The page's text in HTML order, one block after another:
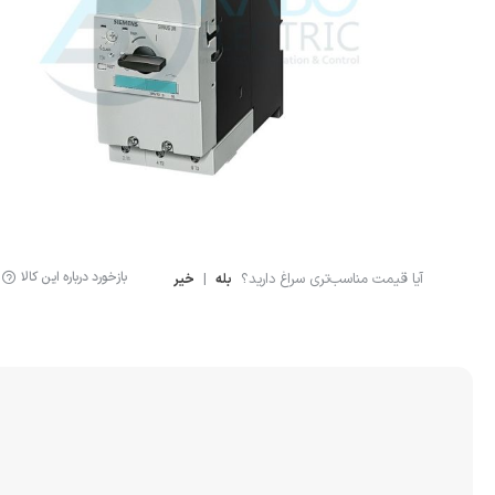
لوازم اندازه گیری
انکودر
آیا قیمت مناسب‌تری سراغ دارید؟ بله | خیر بازخورد درباره این کالا